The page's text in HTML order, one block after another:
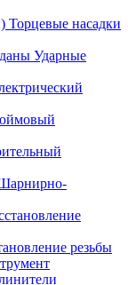
Торцевые насадки
Ударные
резьбы